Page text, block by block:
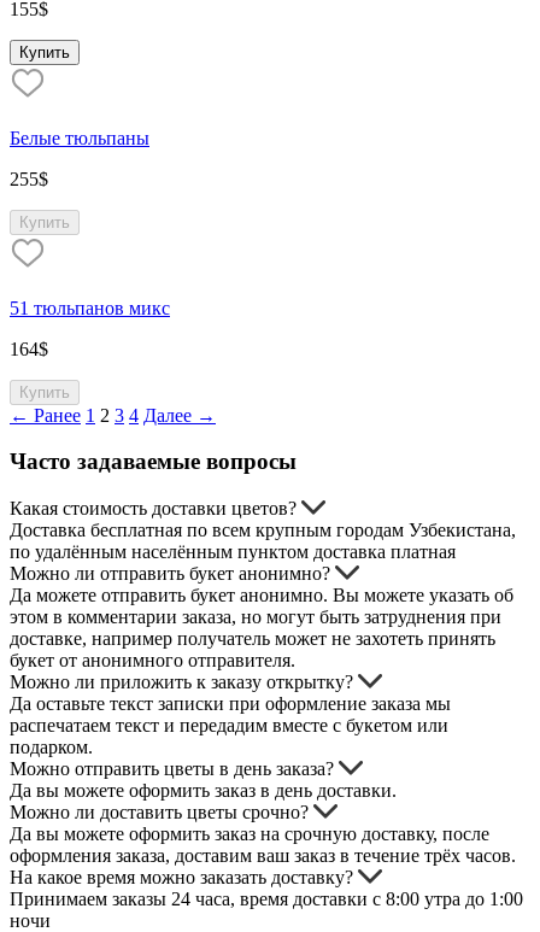
155$
Купить
Белые тюльпаны
255$
Купить
51 тюльпанов микс
164$
Купить
← Ранее 1 2 3 4 Далее →
Часто задаваемые вопросы
Какая стоимость доставки цветов?
Доставка бесплатная по всем крупным городам Узбекистана,
по удалённым населённым пунктом доставка платная
Можно ли отправить букет анонимно?
Да можете отправить букет анонимно. Вы можете указать об
этом в комментарии заказа, но могут быть затруднения при
доставке, например получатель может не захотеть принять
букет от анонимного отправителя.
Можно ли приложить к заказу открытку?
Да оставьте текст записки при оформление заказа мы
распечатаем текст и передадим вместе с букетом или
подарком.
Можно отправить цветы в день заказа?
Да вы можете оформить заказ в день доставки.
Можно ли доставить цветы срочно?
Да вы можете оформить заказ на срочную доставку, после
оформления заказа, доставим ваш заказ в течение трёх часов.
На какое время можно заказать доставку?
Принимаем заказы 24 часа, время доставки с 8:00 утра до 1:00
ночи